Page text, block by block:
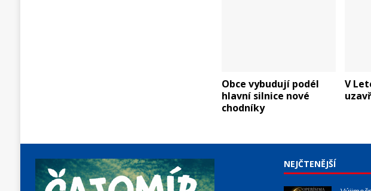
Obce vybudují podél
hlavní silnice nové
chodníky
V
NEJČTENĚJŠÍ